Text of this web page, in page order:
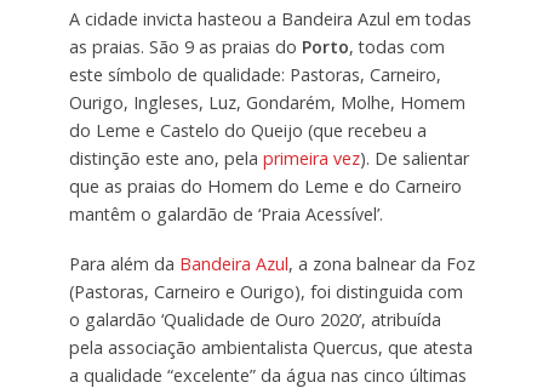
A cidade invicta hasteou a Bandeira Azul em todas
as praias. São 9 as praias do Porto, todas com
este símbolo de qualidade: Pastoras, Carneiro,
Ourigo, Ingleses, Luz, Gondarém, Molhe, Homem
do Leme e Castelo do Queijo (que recebeu a
distinção este ano, pela primeira vez). De salientar
que as praias do Homem do Leme e do Carneiro
mantêm o galardão de ‘Praia Acessível’.
Para além da Bandeira Azul, a zona balnear da Foz
(Pastoras, Carneiro e Ourigo), foi distinguida com
o galardão ‘Qualidade de Ouro 2020’, atribuída
pela associação ambientalista Quercus, que atesta
a qualidade “excelente” da água nas cinco últimas